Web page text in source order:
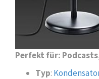
Perfekt für:
Typ: